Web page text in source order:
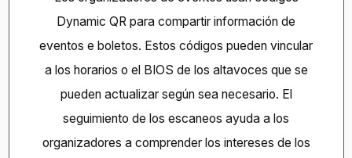
Dynamic QR para compartir información de
eventos e boletos. Estos códigos pueden vincular
a los horarios o el BIOS de los altavoces que se
pueden actualizar según sea necesario. El
seguimiento de los escaneos ayuda a los
organizadores a comprender los intereses de los